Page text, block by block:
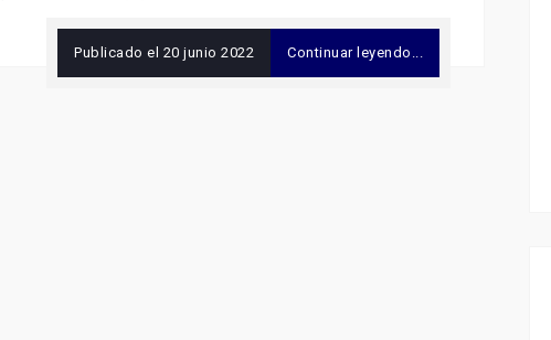
Publicado el 20 junio 2022 Continuar leyendo...